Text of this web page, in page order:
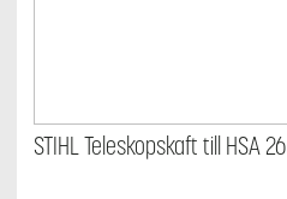
STIHL Teleskopskaft till HSA 26